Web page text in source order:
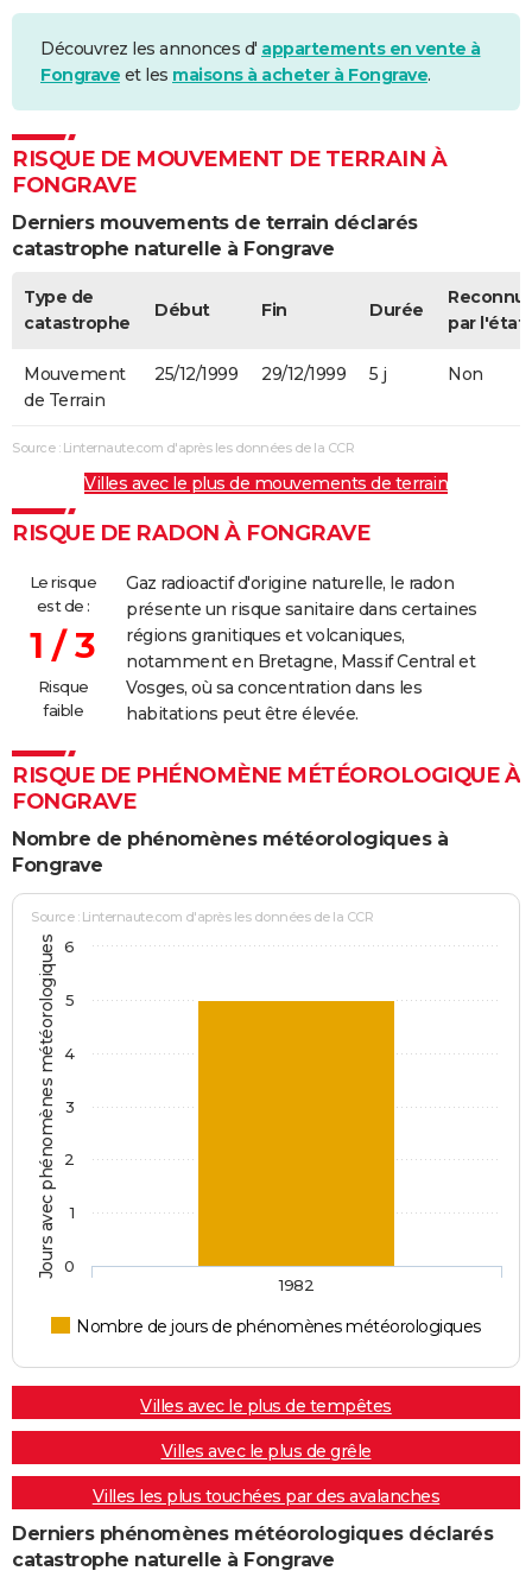
Découvrez les annonces d' appartements en vente à
Fongrave et les maisons à acheter à Fongrave.
RISQUE DE MOUVEMENT DE TERRAIN À
FONGRAVE
Derniers mouvements de terrain déclarés
catastrophe naturelle à Fongrave
Type de
catastrophe
Début Fin Durée
par l'état
Mouvement
de Terrain
25/12/1999 29/12/1999 5 j Non
Source : Linternaute.com d'après les données de la CCR
Villes avec le plus de mouvements de terrain
RISQUE DE RADON À FONGRAVE
Le risque
est de :
1 / 3
Risque
faible
Gaz radioactif d'origine naturelle, le radon
présente un risque sanitaire dans certaines
régions granitiques et volcaniques,
notamment en Bretagne, Massif Central et
Vosges, où sa concentration dans les
habitations peut être élevée.
RISQUE DE PHÉNOMÈNE MÉTÉOROLOGIQUE À
FONGRAVE
Nombre de phénomènes météorologiques à
Fongrave
Jours avec phénomènes météorologiques
Source : Linternaute.com d'après les données de la CCR
Nombre de jours de phénomènes météorologiques
1982
0
1
2
3
4
5
6
Villes avec le plus de tempêtes
Villes avec le plus de grêle
Villes les plus touchées par des avalanches
Derniers phénomènes météorologiques déclarés
catastrophe naturelle à Fongrave